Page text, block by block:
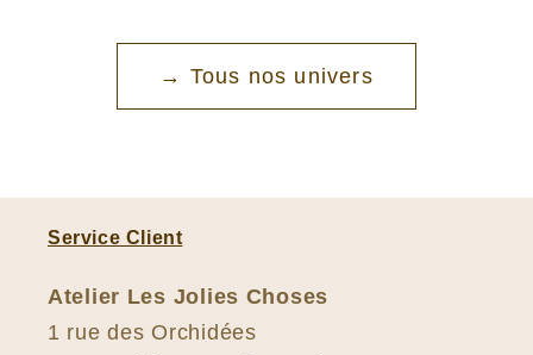
→ Tous nos univers
Service Client
Atelier Les Jolies Choses
1 rue des Orchidées